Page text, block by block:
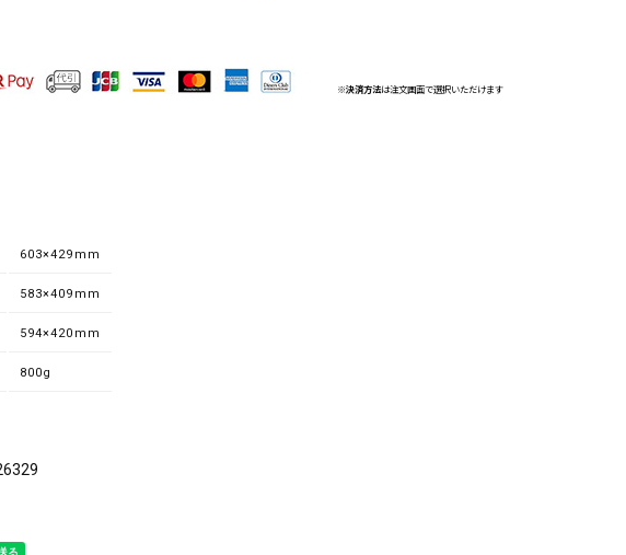
※決済方法は注文画面で選択いただけます
603×429mm
583×409mm
594×420mm
800g